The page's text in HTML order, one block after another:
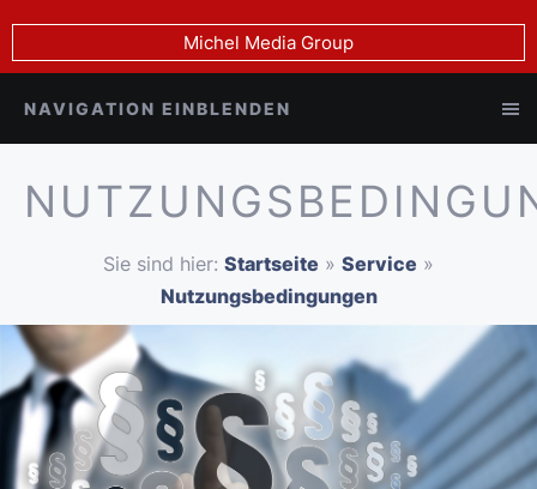
Michel Media Group
NAVIGATION EINBLENDEN
Sie sind hier: Startseite » Service »
Nutzungsbedingungen